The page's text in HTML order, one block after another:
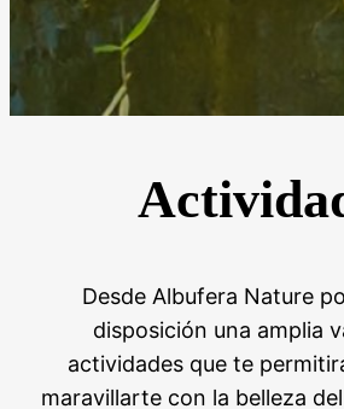
Desde Albufera Nature
disposición una amplia
actividades que te
maravillarte con la belleza